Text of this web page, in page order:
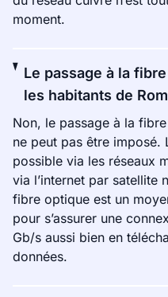
moment.
Le passage à la
les habitants de
Non, le passage à la
ne peut pas être imposé.
possible via les réseaux
via l’internet par satellite
fibre optique est un
pour s’assurer une
Gb/s aussi bien en
données.